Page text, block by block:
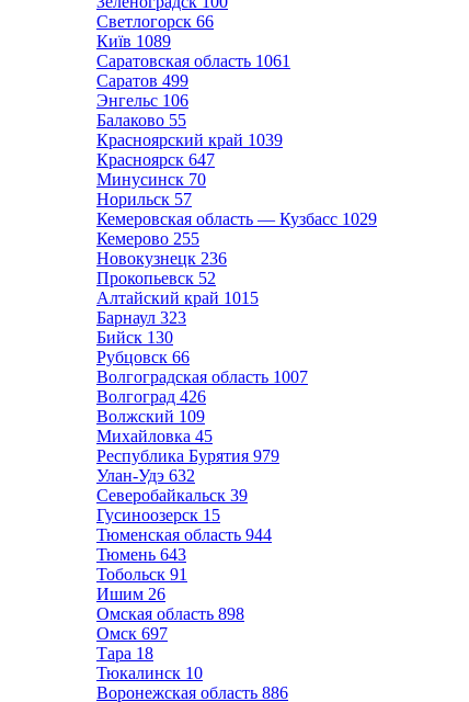
Светлогорск 66
Київ 1089
Саратовская область 1061
Саратов 499
Энгельс 106
Балаково 55
Красноярский край 1039
Красноярск 647
Минусинск 70
Норильск 57
Кемеровская область — Кузбасс 1029
Кемерово 255
Новокузнецк 236
Прокопьевск 52
Алтайский край 1015
Барнаул 323
Бийск 130
Рубцовск 66
Волгоградская область 1007
Волгоград 426
Волжский 109
Михайловка 45
Республика Бурятия 979
Улан-Удэ 632
Северобайкальск 39
Гусиноозерск 15
Тюменская область 944
Тюмень 643
Тобольск 91
Ишим 26
Омская область 898
Омск 697
Тара 18
Тюкалинск 10
Воронежская область 886